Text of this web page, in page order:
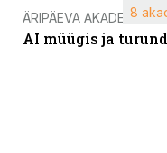
ÄRIPÄEVA AKADEEMIA
AI müügis ja
8